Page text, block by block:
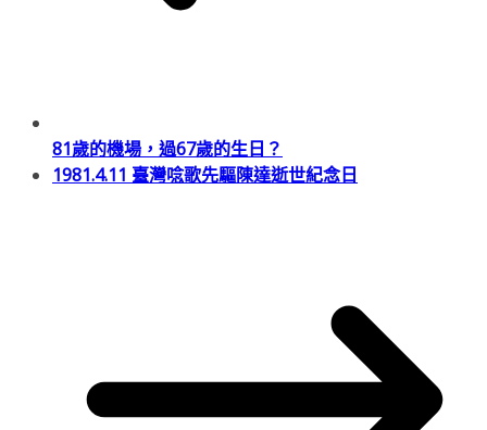
81歲的機場，過67歲的生日？
1981.4.11 臺灣唸歌先驅陳達逝世紀念日